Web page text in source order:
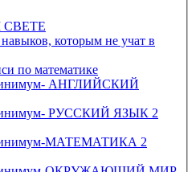
которым не учат в
по математике
АНГЛИЙСКИЙ
РУССКИЙ ЯЗЫК 2
МАТЕМАТИКА 2